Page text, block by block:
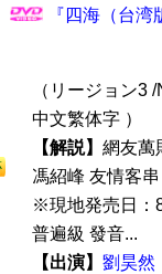
『四海（台
（リージョン3
中文繁体字 ）
【解説】 網友萬
馮紹峰 友情客
※現地発売日：
普遍級 發音...
【出演】 劉昊然